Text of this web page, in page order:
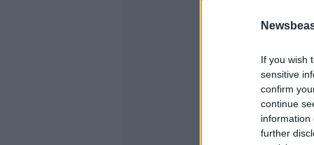
If you wish
sensitive
confirm
continue
information
further